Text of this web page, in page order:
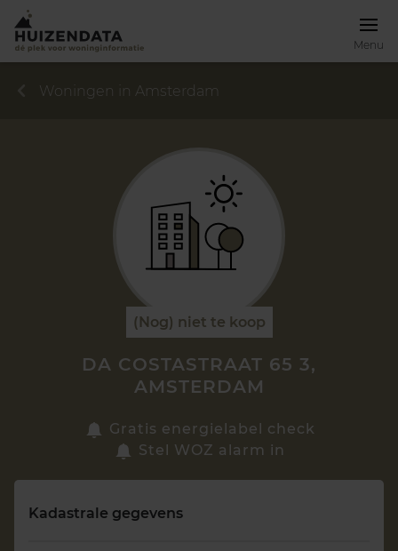
Menu
Vragen? Neem contact met ons op
088 220 4200
Woningen in Amsterdam
(Nog) niet te koop
DA COSTASTRAAT 65 3,
AMSTERDAM
Gratis energielabel check
Stel WOZ alarm in
Kadastrale gegevens